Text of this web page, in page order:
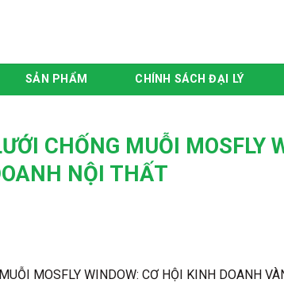
SẢN PHẨM CHÍNH SÁCH ĐẠI LÝ
CHỐNG MUỖI MOSFLY
NỘI THẤT
MOSFLY WINDOW: CƠ HỘI KINH DOANH